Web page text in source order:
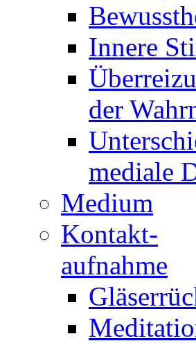
Innere
der
mediale
Medium
Kontakt-
aufnahme